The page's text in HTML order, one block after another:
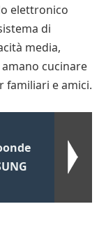
elettronico
di
media,
cucinare
familiari e amici.